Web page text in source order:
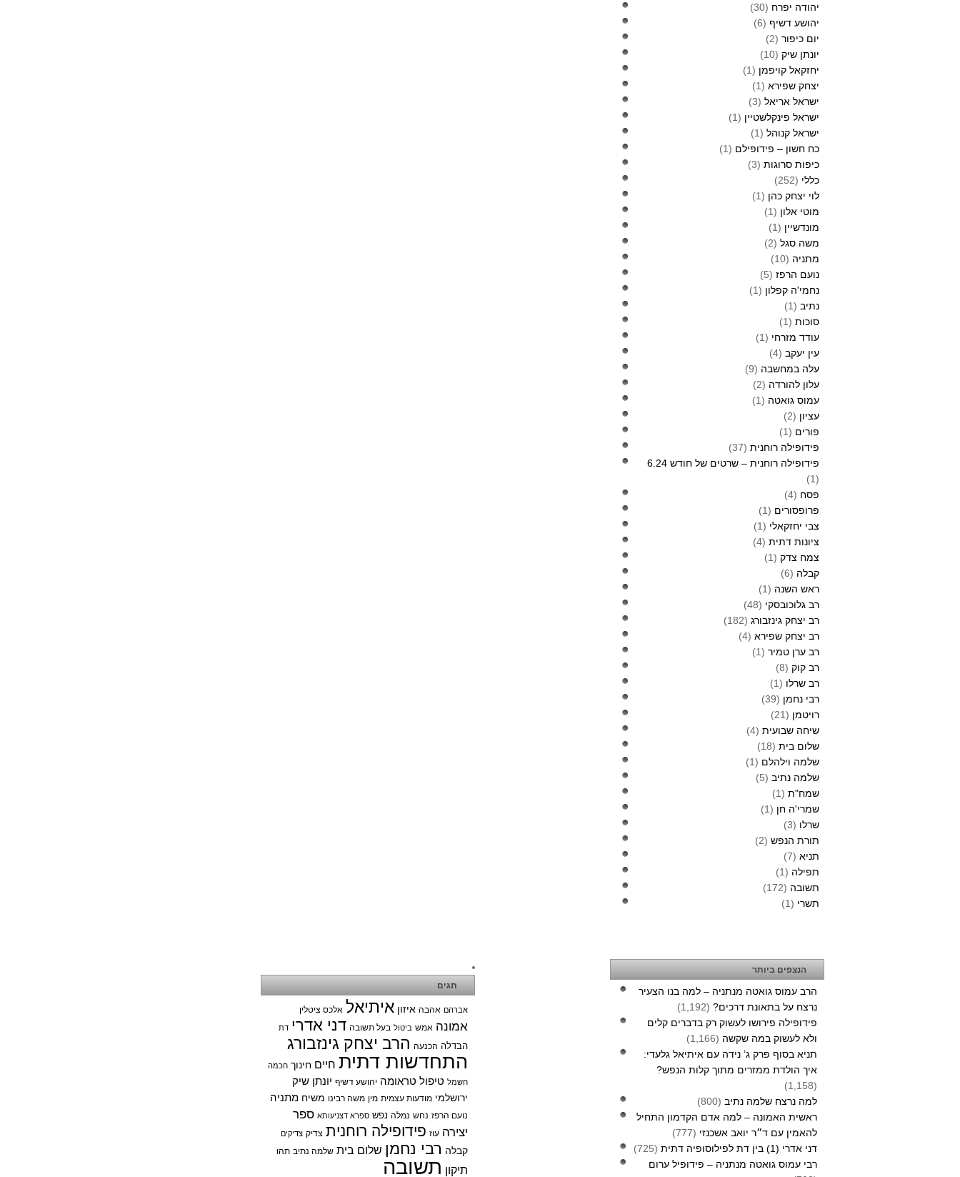
יהודה יפרח (30)
יהושע דשיף (6)
יום כיפור (2)
יונתן שיק (10)
יחזקאל קויפמן (1)
יצחק שפירא (1)
ישראל אריאל (3)
ישראל פינקלשטיין (1)
ישראל קנוהל (1)
כח חשון – פידופילם (1)
כיפות סרוגות (3)
כללי (252)
לוי יצחק כהן (1)
מוטי אלון (1)
מונדשיין (1)
משה סגל (2)
מתניה (10)
נועם הרפז (5)
נחמי'ה קפלון (1)
נתיב (1)
סוכות (1)
עודד מזרחי (1)
עין יעקב (4)
עלה במחשבה (9)
עלון להורדה (2)
עמוס גואטה (1)
עציון (2)
פורים (1)
פידופילה רוחנית (37)
פידופילה רוחנית – שרטים של חודש 6.24
(1)
פסח (4)
פרופסורים (1)
צבי יחזקאלי (1)
ציונות דתית (4)
צמח צדק (1)
קבלה (6)
ראש השנה (1)
רב גלוכובסקי (48)
רב יצחק גינזבורג (182)
רב יצחק שפירא (4)
רב ערן טמיר (1)
רב קוק (8)
רב שרלו (1)
רבי נחמן (39)
רויטמן (21)
שיחה שבועית (4)
שלום בית (18)
שלמה וילהלם (1)
שלמה נתיב (5)
שמח"ת (1)
שמרי'ה חן (1)
שרלו (3)
תורת הנפש (2)
תניא (7)
תפילה (1)
תשובה (172)
תשרי (1)
הנצפים ביותר
הרב עמוס גואטה מנתניה – למה בנו הצעיר
נרצח על בתאונת דרכים? (1,192)
פידופילה פירושו לעשוק רק בדברים קלים
ולא לעשוק במה שקשה (1,166)
תניא בסוף פרק ג’ נידה עם איתיאל גלעדי:
איך הולדת ממזרים מתוך קלות הנפש?
(1,158)
למה נרצח שלמה נתיב (800)
ראשית האמונה – למה אדם הקדמון התחיל
להאמין עם ד״ר יואב אשכנזי (777)
דני אדרי (1) בין דת לפילוסופיה דתית
(725)
רבי עמוס גואטה מנתניה – פידופיל ערום
תגים
אברהם אהבה איזון איתיאל אלכס ציטלין
אמונה אמש ביטול בעל תשובה דני אדרי דת
הבדלה הכנעה הרב יצחק גינזבורג
התחדשות דתית חיים חינוך חכמה
חשמל טיפול טראומה יהושע דשיף יונתן שיק
ירושלמי מודעות עצמית מין משה רבינו משיח מתניה
נועם הרפז נחש נמלה נפש ספרא דצניעותא ספר
יצירה עוז פידופילה רוחנית צדיק צדיקים
קבלה רבי נחמן שלום בית שלמה נתיב תהו
תיקון תשובה